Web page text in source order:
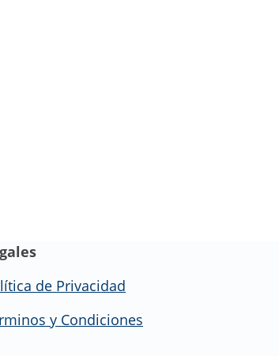
de Privacidad
y Condiciones